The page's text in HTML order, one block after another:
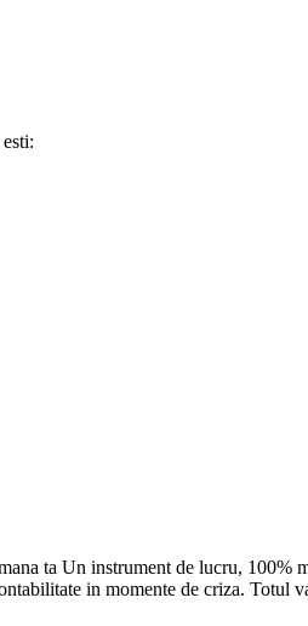
ta Un instrument de lucru,
in momente de criza. Totul